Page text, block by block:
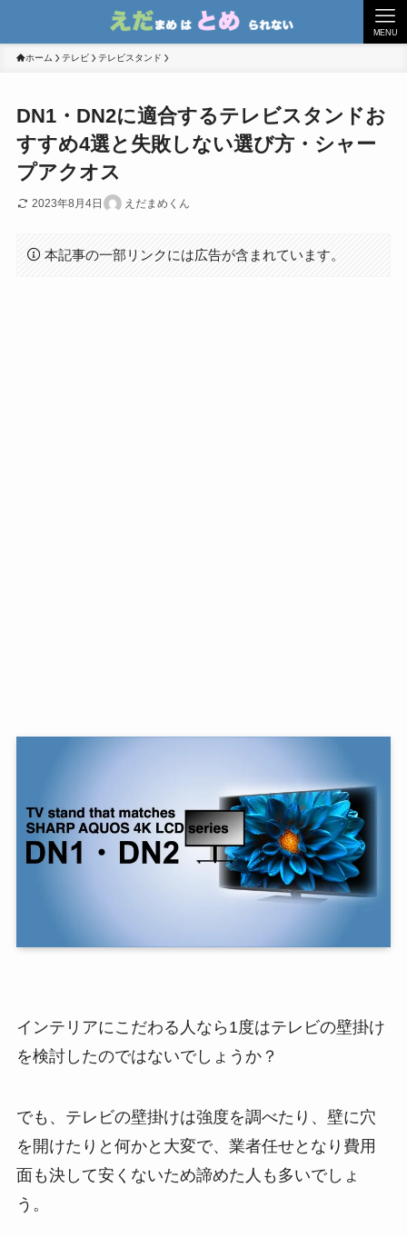
MENU
ホーム テレビ テレビスタンド
DN1・DN2に適合するテレビスタンドお
すすめ4選と失敗しない選び方・シャー
プアクオス
2023年8月4日 えだまめくん
本記事の一部リンクには広告が含まれています。
インテリアにこだわる人なら1度はテレビの壁掛け
を検討したのではないでしょうか？
でも、テレビの壁掛けは強度を調べたり、壁に穴
を開けたりと何かと大変で、業者任せとなり費用
面も決して安くないため諦めた人も多いでしょ
う。